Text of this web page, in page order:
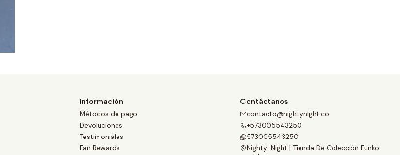
Información
Métodos de pago
Devoluciones
Testimoniales
Fan Rewards
Contáctanos
contacto@nightynight.co
+573005543250
573005543250
Nighty-Night | Tienda De Colección Funko